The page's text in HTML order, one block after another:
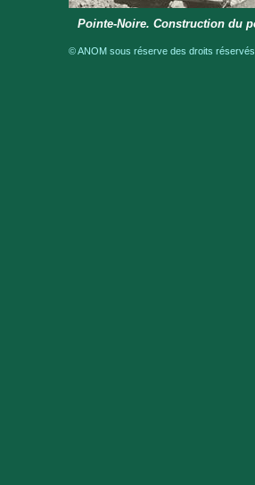
Pointe-Noire. Construction du
© ANOM sous réserve des droits